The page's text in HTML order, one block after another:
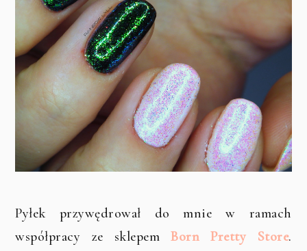
Pyłek przywędrował do mnie w ramach
współpracy ze sklepemBorn Pretty Store.